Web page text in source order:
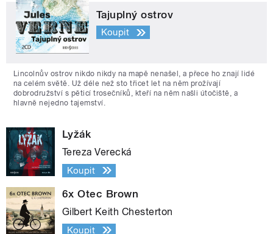
Tajuplný ostrov
Koupit
Lincolnův ostrov nikdo nikdy na mapě nenašel, a přece ho znají lidé
na celém světě. Už déle než sto třicet let na něm prožívají
dobrodružství s pěticí trosečníků, kteří na něm našli útočiště, a
hlavně nejedno tajemství.
Lyžák
Tereza Verecká
Koupit
6x Otec Brown
Gilbert Keith Chesterton
Koupit